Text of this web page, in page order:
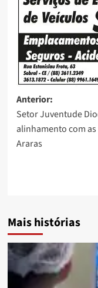
Anterior:
Setor Juventude
alinhamento com
Araras
Mais histórias